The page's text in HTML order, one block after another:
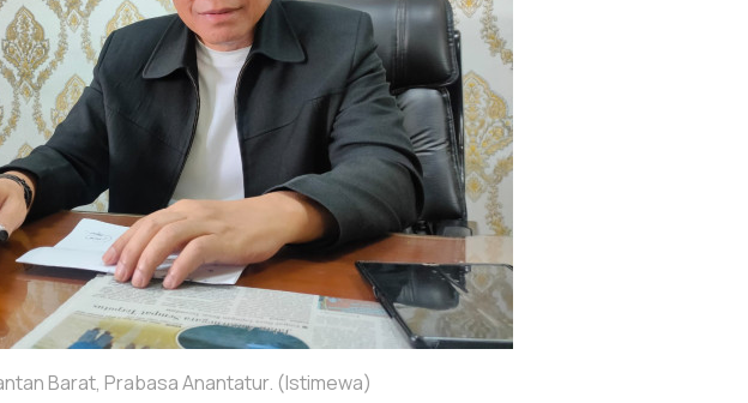
Barat, Prabasa Anantatur. (Istimewa)